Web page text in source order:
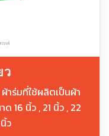
ว
าร่มที่ใช้ผลิตเป็นผ้า
16 นิ้ว , 21 นิ้ว , 22
ว